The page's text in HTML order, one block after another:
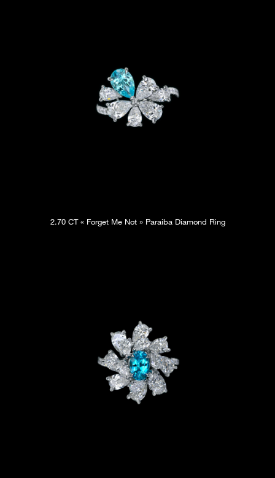
2.70 CT « Forget Me Not » Paraiba Diamond Ring